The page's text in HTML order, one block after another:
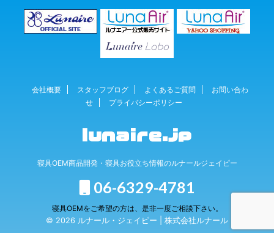
会社概要 スタッフブログ よくあるご質問
お問い合わ
せ
プライバシーポリシー
寝具OEM商品開発・寝具お役立ち情報のルナールジェイピー
06-6329-4781
寝具OEMをご希望の方は、是非一度ご相談下さい。
© 2026 ルナール・ジェイピー | 株式会社ルナール